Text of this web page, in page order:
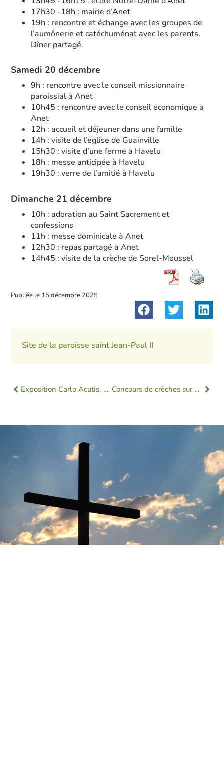
17h30 -18h : mairie d’Anet
19h : rencontre et échange avec les groupes de
l’aumônerie et catéchuménat avec les parents.
Dîner partagé.
Samedi 20 décembre
9h : rencontre avec le conseil missionnaire
paroissial à Anet
10h45 : rencontre avec le conseil économique à
Anet
12h : accueil et déjeuner dans une famille
14h : visite de l’église de Guainville
15h30 : visite d’une ferme à Havelu
18h : messe anticipée à Havelu
19h30 : verre de l’amitié à Havelu
Dimanche 21 décembre
10h : adoration au Saint Sacrement et
confessions
11h : messe dominicale à Anet
12h30 : repas partagé à Anet
14h45 : visite de la crèche de Sorel-Moussel
Publiée le 15 décembre 2025
Site de la paroisse saint Jean-Paul II
Exposition Carlo Acutis, paroisse St Gilduin Concours de crèches sur « O’Clocher »